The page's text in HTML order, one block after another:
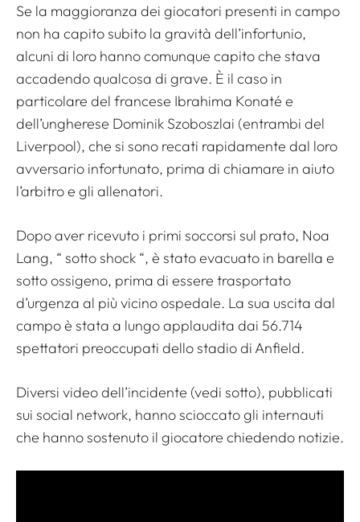
Se la maggioranza dei giocatori presenti in campo
non ha capito subito la gravità dell’infortunio,
alcuni di loro hanno comunque capito che stava
accadendo qualcosa di grave. È il caso in
particolare del francese Ibrahima Konaté e
dell’ungherese Dominik Szoboszlai (entrambi del
Liverpool), che si sono recati rapidamente dal loro
avversario infortunato, prima di chiamare in aiuto
l’arbitro e gli allenatori.
Dopo aver ricevuto i primi soccorsi sul prato, Noa
Lang, “ sotto shock “, è stato evacuato in barella e
sotto ossigeno, prima di essere trasportato
d’urgenza al più vicino ospedale. La sua uscita dal
campo è stata a lungo applaudita dai 56.714
spettatori preoccupati dello stadio di Anfield.
Diversi video dell’incidente (vedi sotto), pubblicati
sui social network, hanno scioccato gli internauti
che hanno sostenuto il giocatore chiedendo notizie.